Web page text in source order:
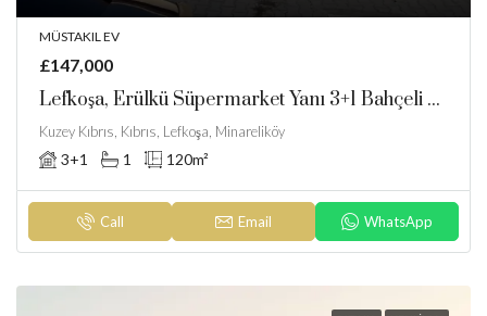
MÜSTAKIL EV
£147,000
Lefkoşa, Erülkü Süpermarket Yanı 3+1 Bahçeli Müstakil Ev
Kuzey Kıbrıs, Kıbrıs, Lefkoşa, Minareliköy
3+1 1 120m²
Call Email WhatsApp